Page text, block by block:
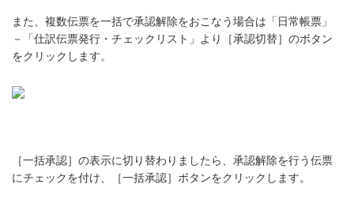
また、複数伝票を一括で承認解除をおこなう場合は「日常帳票」
－「仕訳伝票発行・チェックリスト」より［承認切替］のボタン
をクリックします。
［一括承認］の表示に切り替わりましたら、承認解除を行う伝票
にチェックを付け、［一括承認］ボタンをクリックします。